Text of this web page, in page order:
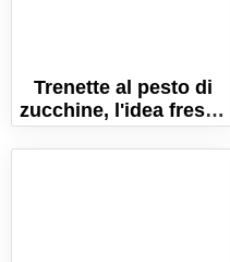
Trenette al pesto di
zucchine, l'idea fresca
per l'estate!